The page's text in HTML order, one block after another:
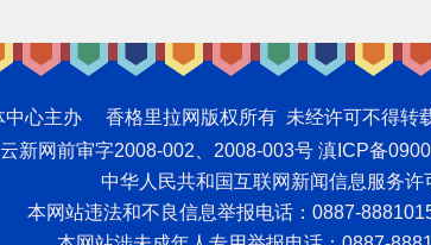
中心主办 香格里拉网版权所有 未经许可不得转
云新网前审字2008-002、2008-003号 滇ICP备
中华人民共和国互联网新闻信息服务
本网站违法和不良信息举报电话：0887-